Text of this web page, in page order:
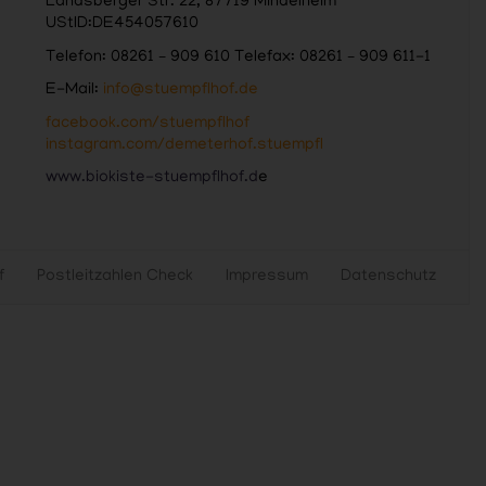
UStID:DE454057610
Telefon: 08261 – 909 610 Telefax: 08261 – 909 611-1
E-Mail: info@stuempflhof.de
facebook.com/stuempflhof
instagram.com/demeterhof.stuempfl
www.biokiste-stuempflhof.de
Postleitzahlen Check Impressum Datenschutz